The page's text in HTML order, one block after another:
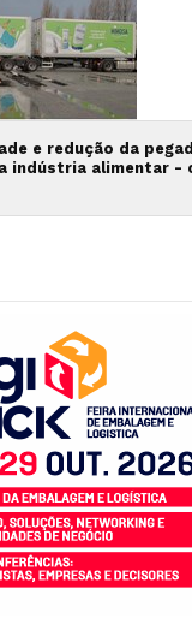
e redução da
indústria alimentar -